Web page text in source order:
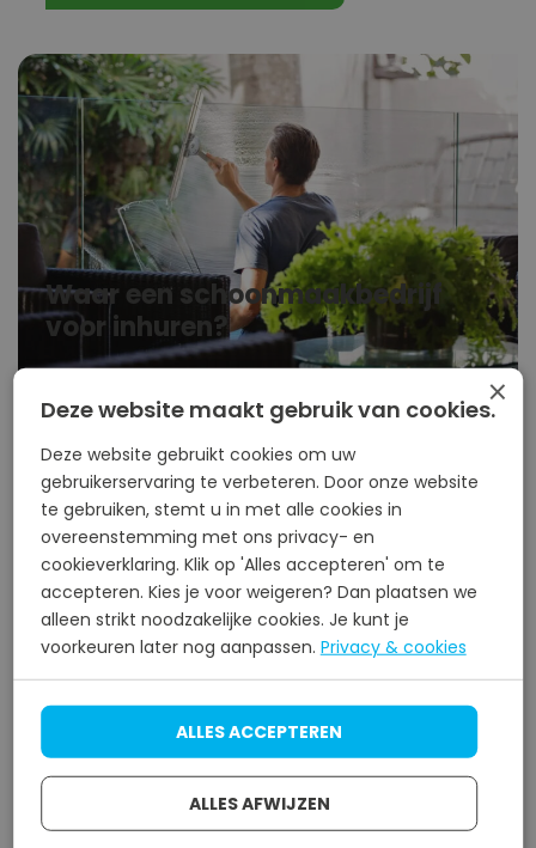
Waar een schoonmaakbedrijf
voor inhuren?
Een schoonmaakbedrijf inhuren, een logische stap
wanneer je tijd wilt besparen. Zo ben je verzekerd
van een schoon en net kantoor.
Meer informatie
×
Deze website maakt gebruik van cookies.
Deze website gebruikt cookies om uw
gebruikerservaring te verbeteren. Door onze website
te gebruiken, stemt u in met alle cookies in
overeenstemming met ons privacy- en
cookieverklaring. Klik op 'Alles accepteren' om te
accepteren. Kies je voor weigeren? Dan plaatsen we
alleen strikt noodzakelijke cookies. Je kunt je
voorkeuren later nog aanpassen. Privacy & cookies
ALLES ACCEPTEREN
ALLES AFWIJZEN